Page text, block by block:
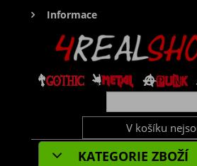
Informace
V košíku
KATEGORIE ZBOŽÍ